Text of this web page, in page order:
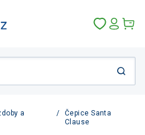
a
/
Čepice Santa
Clause